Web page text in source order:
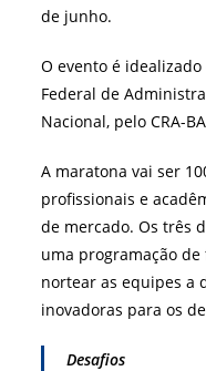
de junho.
O evento é
Federal de
Nacional, pelo CRA-
A maratona vai ser
profissionais e
de mercado. Os três
uma programação
nortear as equipes a
inovadoras para os
Desafios